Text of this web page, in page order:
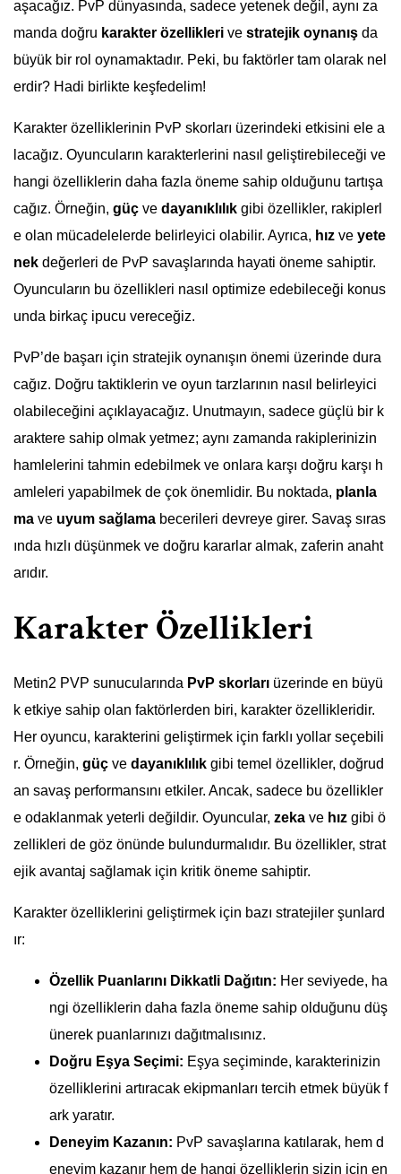
aşacağız. PvP dünyasında, sadece yetenek değil, aynı za
manda doğru karakter özellikleri ve stratejik oynanış da
büyük bir rol oynamaktadır. Peki, bu faktörler tam olarak nel
erdir? Hadi birlikte keşfedelim!
Karakter özelliklerinin PvP skorları üzerindeki etkisini ele a
lacağız. Oyuncuların karakterlerini nasıl geliştirebileceği ve
hangi özelliklerin daha fazla öneme sahip olduğunu tartışa
cağız. Örneğin, güç ve dayanıklılık gibi özellikler, rakiplerl
e olan mücadelelerde belirleyici olabilir. Ayrıca, hız ve yete
nek değerleri de PvP savaşlarında hayati öneme sahiptir.
Oyuncuların bu özellikleri nasıl optimize edebileceği konus
unda birkaç ipucu vereceğiz.
PvP’de başarı için stratejik oynanışın önemi üzerinde dura
cağız. Doğru taktiklerin ve oyun tarzlarının nasıl belirleyici
olabileceğini açıklayacağız. Unutmayın, sadece güçlü bir k
araktere sahip olmak yetmez; aynı zamanda rakiplerinizin
hamlelerini tahmin edebilmek ve onlara karşı doğru karşı h
amleleri yapabilmek de çok önemlidir. Bu noktada, planla
ma ve uyum sağlama becerileri devreye girer. Savaş sıras
ında hızlı düşünmek ve doğru kararlar almak, zaferin anaht
arıdır.
Karakter Özellikleri
Metin2 PVP sunucularında PvP skorları üzerinde en büyü
k etkiye sahip olan faktörlerden biri, karakter özellikleridir.
Her oyuncu, karakterini geliştirmek için farklı yollar seçebili
r. Örneğin, güç ve dayanıklılık gibi temel özellikler, doğrud
an savaş performansını etkiler. Ancak, sadece bu özellikler
e odaklanmak yeterli değildir. Oyuncular, zeka ve hız gibi ö
zellikleri de göz önünde bulundurmalıdır. Bu özellikler, strat
ejik avantaj sağlamak için kritik öneme sahiptir.
Karakter özelliklerini geliştirmek için bazı stratejiler şunlard
ır:
Özellik Puanlarını Dikkatli Dağıtın: Her seviyede, ha
ngi özelliklerin daha fazla öneme sahip olduğunu düş
ünerek puanlarınızı dağıtmalısınız.
Doğru Eşya Seçimi: Eşya seçiminde, karakterinizin
özelliklerini artıracak ekipmanları tercih etmek büyük f
ark yaratır.
Deneyim Kazanın: PvP savaşlarına katılarak, hem d
eneyim kazanır hem de hangi özelliklerin sizin için en